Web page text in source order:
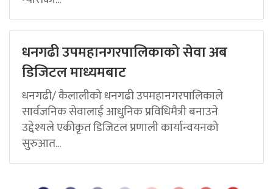
धनगढी उपमहानगरपालिकाको सेवा अब
डिजिटल माध्यमबाट
धनगढी/ कैलालीको धनगढी उपमहानगरपालिकाले
सार्वजनिक सेवालाई आधुनिक प्रविधिमैत्री बनाउने
उद्देश्यले एकीकृत डिजिटल प्रणाली कार्यान्वयनको
सुरुआत...